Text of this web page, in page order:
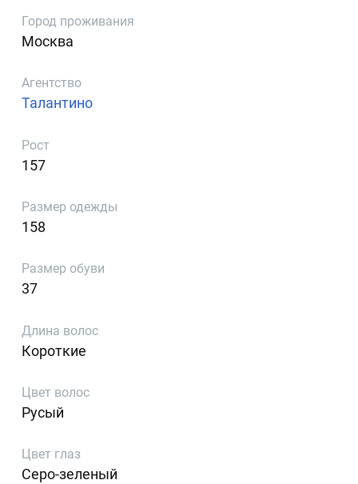
Город проживания
Москва
Агентство
Талантино
Рост
157
Размер одежды
158
Размер обуви
37
Длина волос
Короткие
Цвет волос
Русый
Цвет глаз
Серо-зеленый